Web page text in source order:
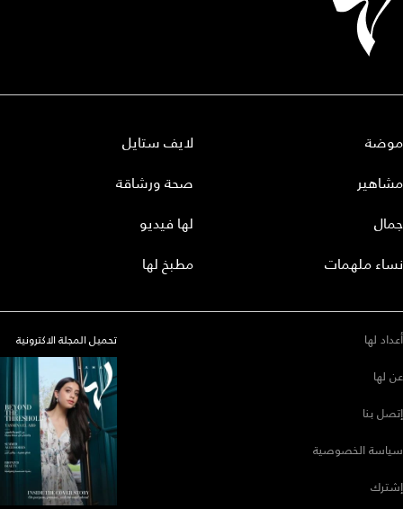
موضة
مشاهير
جمال
نساء ملهمات
لايف ستايل
صحة ورشاقة
لها فيديو
مطبخ لها
أعداد لها
عن لها
إتصل بنا
سياسة الخصوصية
إشترك
تحميل المجلة الاكترونية